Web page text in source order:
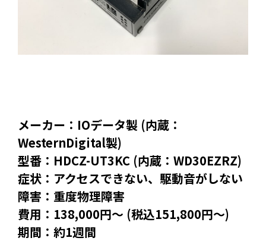
メーカー：IOデータ製 (内蔵：
WesternDigital製)
型番：HDCZ-UT3KC (内蔵：WD30EZRZ)
症状：アクセスできない、駆動音がしない
障害：重度物理障害
費用：138,000円～ (税込151,800円～)
期間：約1週間